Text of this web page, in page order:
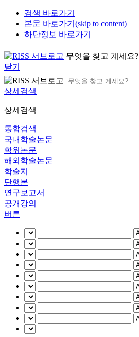
검색 바로가기
본문 바로가기(skip to content)
하단정보 바로가기
무엇을 찾고 계세요?
닫기
상세검색
상세검색
통합검색
국내학술논문
학위논문
해외학술논문
학술지
단행본
연구보고서
공개강의
버튼